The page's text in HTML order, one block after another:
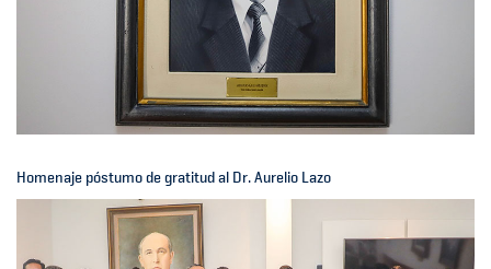
Homenaje póstumo de gratitud al Dr. Aurelio Lazo